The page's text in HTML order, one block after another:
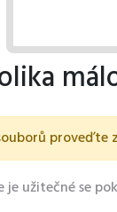
proveďte
užitečné se